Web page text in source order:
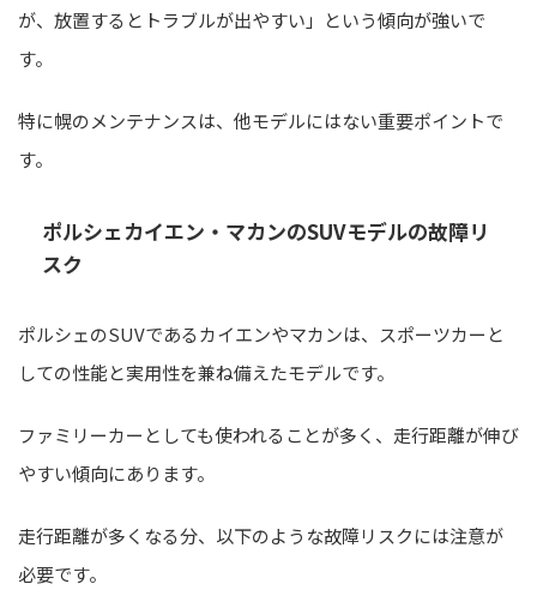
が、放置するとトラブルが出やすい」という傾向が強いで
す。
特に幌のメンテナンスは、他モデルにはない重要ポイントで
す。
ポルシェカイエン・マカンのSUVモデルの故障リ
スク
ポルシェのSUVであるカイエンやマカンは、スポーツカーと
しての性能と実用性を兼ね備えたモデルです。
ファミリーカーとしても使われることが多く、走行距離が伸び
やすい傾向にあります。
走行距離が多くなる分、以下のような故障リスクには注意が
必要です。